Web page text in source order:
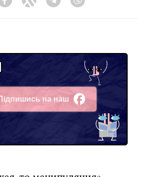
FacebookTwitter Telegram
на наш
Facebook